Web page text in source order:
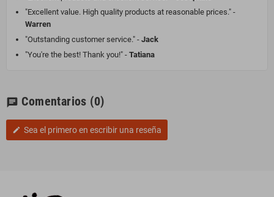
"Excellent value. High quality products at reasonable prices." -
Warren
"Outstanding customer service." - Jack
"You're the best! Thank you!" - Tatiana
chat Comentarios (0)
edit Sea el primero en escribir una reseña